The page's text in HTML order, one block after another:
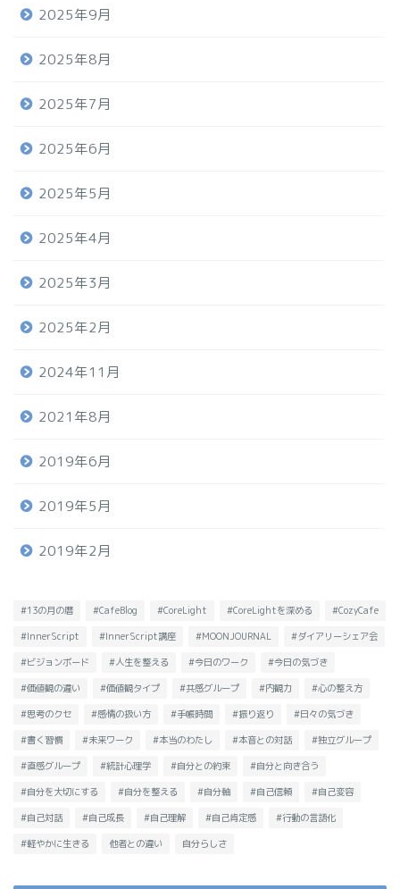
2025年9月
2025年8月
2025年7月
2025年6月
2025年5月
2025年4月
2025年3月
2025年2月
2024年11月
2021年8月
2019年6月
2019年5月
2019年2月
#13の月の暦 #CafeBlog #CoreLight #CoreLightを深める #CozyCafe
#InnerScript #InnerScript講座 #MOONJOURNAL #ダイアリーシェア会
#ビジョンボード #人生を整える #今日のワーク #今日の気づき
#価値観の違い #価値観タイプ #共感グループ #内観力 #心の整え方
#思考のクセ #感情の扱い方 #手帳時間 #振り返り #日々の気づき
#書く習慣 #未来ワーク #本当のわたし #本音との対話 #独立グループ
#直感グループ #統計心理学 #自分との約束 #自分と向き合う
#自分を大切にする #自分を整える #自分軸 #自己信頼 #自己変容
#自己対話 #自己成長 #自己理解 #自己肯定感 #行動の言語化
#軽やかに生きる 他者との違い 自分らしさ